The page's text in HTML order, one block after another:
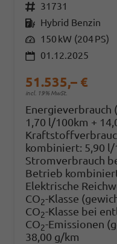
Fahrzeugnr. 31731
Kraftstoff Hybrid Benzin
Leistung 150 kW (204 PS)
01.12.2025
51.535,– €
incl. 19% MwSt.
1,70 l/100km +
kombiniert: 5,90 l/
Stromverbrauch
Betrieb
Elektrische
CO2-Klasse
CO2-Klasse bei
CO2-Emissionen
38,00 g/km